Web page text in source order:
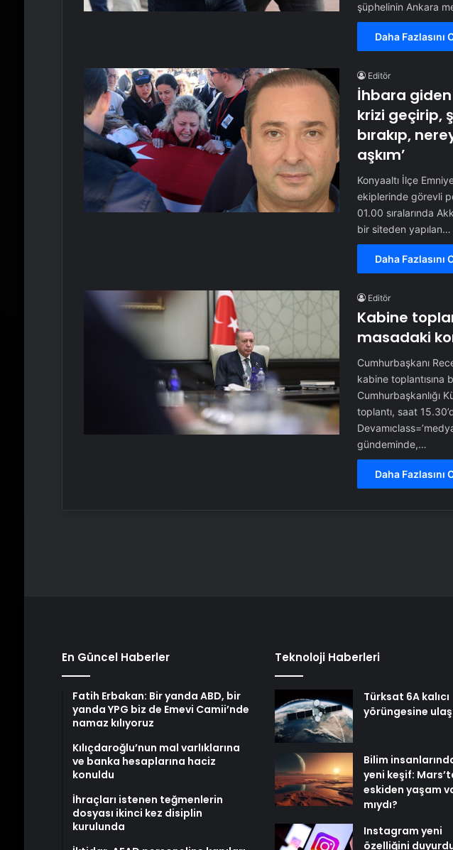
şüphelinin Ankara
Daha Fazlasını
Editör
İhbara
krizi geçirip,
bırakıp,
aşkım’
Konyaaltı İlçe
ekiplerinde görevli
01.00 sıralarında
bir siteden yapılan…
Daha Fazlasını
Editör
Kabine
masadaki
Cumhurbaşkanı
kabine toplantısına
Cumhurbaşkanlığı
toplantı, saat
gündeminde,…
Daha Fazlasını
En Güncel Haberler
Fatih Erbakan: Bir yanda ABD, bir
yanda YPG biz de Emevi Camii’nde
namaz kılıyoruz
Kılıçdaroğlu’nun mal varlıklarına
ve banka hesaplarına haciz
konuldu
İhraçları istenen teğmenlerin
dosyası ikinci kez disiplin
kurulunda
Teknoloji Haberleri
Türksat 6A kalıcı
yörüngesine
Bilim
yeni keşif:
eskiden yaşam
mıydı?
Instagram yeni
özelliğini